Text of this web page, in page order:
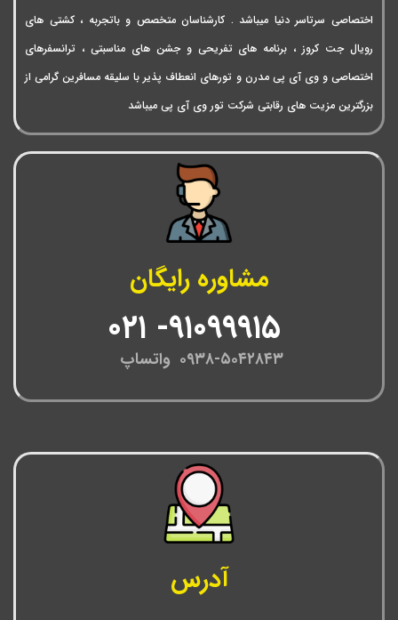
اختصاصی سرتاسر دنیا میباشد . کارشناسان متخصص و باتجربه ، کشتی های
رویال جت کروز ، برنامه های تفریحی و جشن های مناسبتی ، ترانسفرهای
اختصاصی و وی آی پی مدرن و تورهای انعطاف پذیر با سلیقه مسافرین گرامی از
بزرگترین مزیت های رقابتی شرکت تور وی آی پی میباشد
مشاوره رایگان
۰۹۳۸-۵۰۴۲۸۴۳ واتساپ
آدرس